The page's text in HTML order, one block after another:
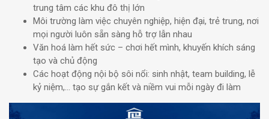
trung tâm các khu đô thị lớn
Môi trường làm việc chuyên nghiệp, hiện đại, trẻ trung, nơi
mọi người luôn sẵn sàng hỗ trợ lẫn nhau
Văn hoá làm hết sức – chơi hết mình, khuyến khích sáng
tạo và chủ động
Các hoạt động nội bộ sôi nổi: sinh nhật, team building, lễ
kỷ niệm,… tạo sự gắn kết và niềm vui mỗi ngày đi làm